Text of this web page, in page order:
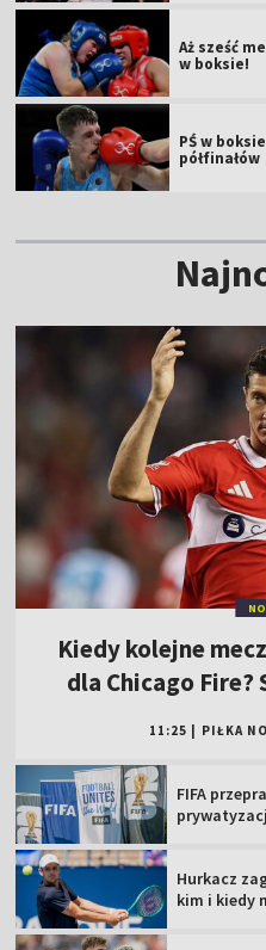
Aż sześć
w boksie!
PŚ w
półfinałów
Kiedy kolejne
dla Chicago
11:25 PIŁKA
FIFA
Hurkacz
kim i kiedy